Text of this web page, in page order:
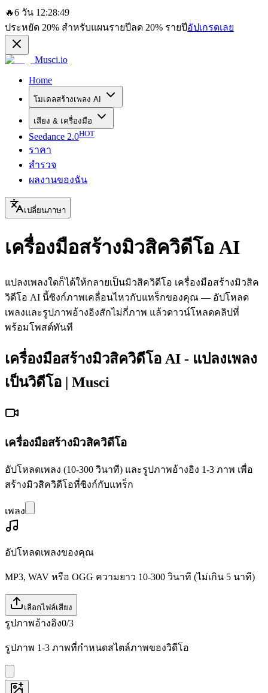
🔥6 วัน 12:28:49
ประหยัด 20% สำหรับแผนรายปีลด 20% รายปีอัปเกรดเลย
Musci.io
Home
โมเดลสร้างเพลง AI
เสียง & เครื่องมือ
Seedance 2.0HOT
ราคา
สำรวจ
ผลงานของฉัน
เปลี่ยนภาษา
เครื่องมือสร้างมิวสิควิดีโอ AI
แปลงเพลงใดก็ได้ให้กลายเป็นมิวสิควิดีโอ เครื่องมือสร้างมิวสิค
วิดีโอ AI นี้ซิงก์ภาพเคลื่อนไหวกับแทร็กของคุณ — อัปโหลด
เพลงและรูปภาพอ้างอิงสักไม่กี่ภาพ แล้วดาวน์โหลดคลิปที่
พร้อมโพสต์ทันที
เครื่องมือสร้างมิวสิควิดีโอ AI - แปลงเพลง
เป็นวิดีโอ | Musci
เครื่องมือสร้างมิวสิควิดีโอ
อัปโหลดเพลง (10-300 วินาที) และรูปภาพอ้างอิง 1-3 ภาพ เพื่อ
สร้างมิวสิควิดีโอที่ซิงก์กับแทร็ก
เพลง
อัปโหลดเพลงของคุณ
MP3, WAV หรือ OGG ความยาว 10-300 วินาที (ไม่เกิน 5 นาที)
เลือกไฟล์เสียง
รูปภาพอ้างอิง0/3
รูปภาพ 1-3 ภาพที่กำหนดสไตล์ภาพของวิดีโอ